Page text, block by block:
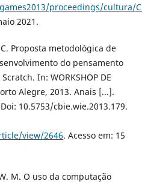
proceedings/cultura/
2021.
C. Proposta metodológica de
do pensamento
In: WORKSHOP DE
Alegre, 2013. Anais [...].
10.5753/cbie.wie.2013.179.
view/2646. Acesso em: 15
M. O uso da computação